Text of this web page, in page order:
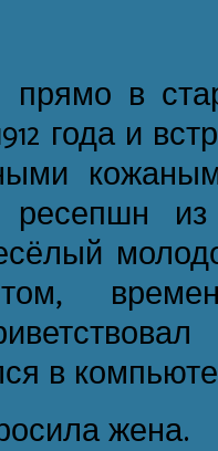
прямо в
года и
ресепшн
в
жена.